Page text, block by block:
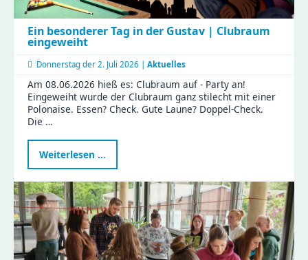
Ein besonderer Tag in der Gustav | Clubraum
eingeweiht
Donnerstag der 2. Juli 2026 | Aktuelles
Am 08.06.2026 hieß es: Clubraum auf - Party an!
Eingeweiht wurde der Clubraum ganz stilecht mit einer
Polonaise. Essen? Check. Gute Laune? Doppel-Check.
Die …
Weiterlesen …
besonderer
Tag
in
der
Gustav
|
Clubraum
eingeweiht